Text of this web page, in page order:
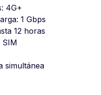
4G+
1 Gbps
12 horas
SIM
simultánea